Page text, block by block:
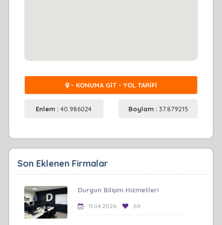
- KONUMA GİT - YOL TARİFİ
Enlem :40.986024 Boylam : 37.879215
Son Eklenen Firmalar
Durgun Bilişim Hizmetleri
11.04.2026 69